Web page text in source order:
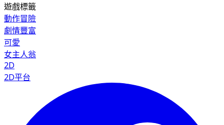
遊戲標籤
動作冒險
劇情豐富
可愛
女主人翁
2D
2D平台